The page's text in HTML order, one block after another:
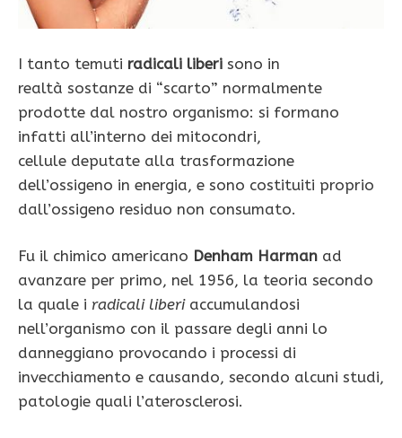
I tanto temuti radicali liberi sono in
realtà sostanze di “scarto” normalmente
prodotte dal nostro organismo: si formano
infatti all’interno dei mitocondri,
cellule deputate alla trasformazione
dell’ossigeno in energia, e sono costituiti proprio
dall’ossigeno residuo non consumato.
Fu il chimico americano Denham Harman ad
avanzare per primo, nel 1956, la teoria secondo
la quale i radicali liberiaccumulandosi
nell’organismo con il passare degli anni lo
danneggiano provocando i processi di
invecchiamento e causando, secondo alcuni studi,
patologie quali l’aterosclerosi.